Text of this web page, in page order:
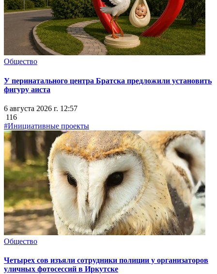
Общество
У перинатального центра Братска предложили установить
фигуру аиста
6 августа 2026 г. 12:57
116
#Инициативные проекты
Общество
Четырех сов изъяли сотрудники полиции у организаторов
уличных фотосессий в Иркутске